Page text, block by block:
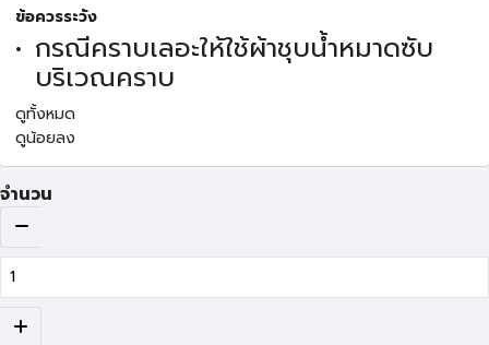
ข้อควรระวัง
กรณีคราบเลอะให้ใช้ผ้าชุบน้ำหมาดซับ
บริเวณคราบ
ดูทั้งหมด
ดูน้อยลง
จำนวน